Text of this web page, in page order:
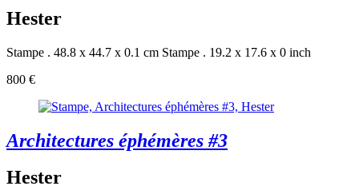
Hester
Stampe . 48.8 x 44.7 x 0.1 cm Stampe . 19.2 x 17.6 x 0 inch
800 €
Architectures éphémères #3
Hester